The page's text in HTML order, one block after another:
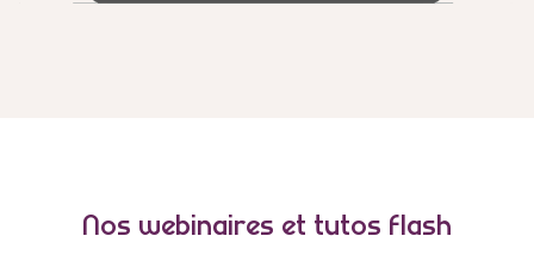
Nos webinaires et tutos flash